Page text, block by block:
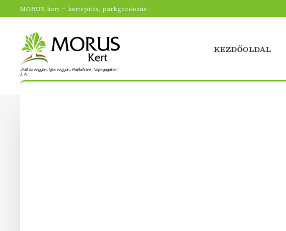
MORUS kert – kertépítés, parkgondozás
KEZDŐOLDAL